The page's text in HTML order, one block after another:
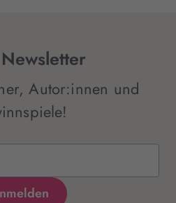
Autor:innen und